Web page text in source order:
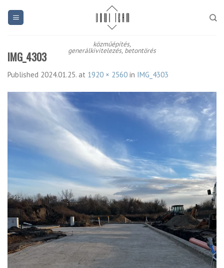
közműépítés,
generálkivitelezés, betontörés
IMG_4303
Published 2024.01.25. at 1920 × 2560 in IMG_4303